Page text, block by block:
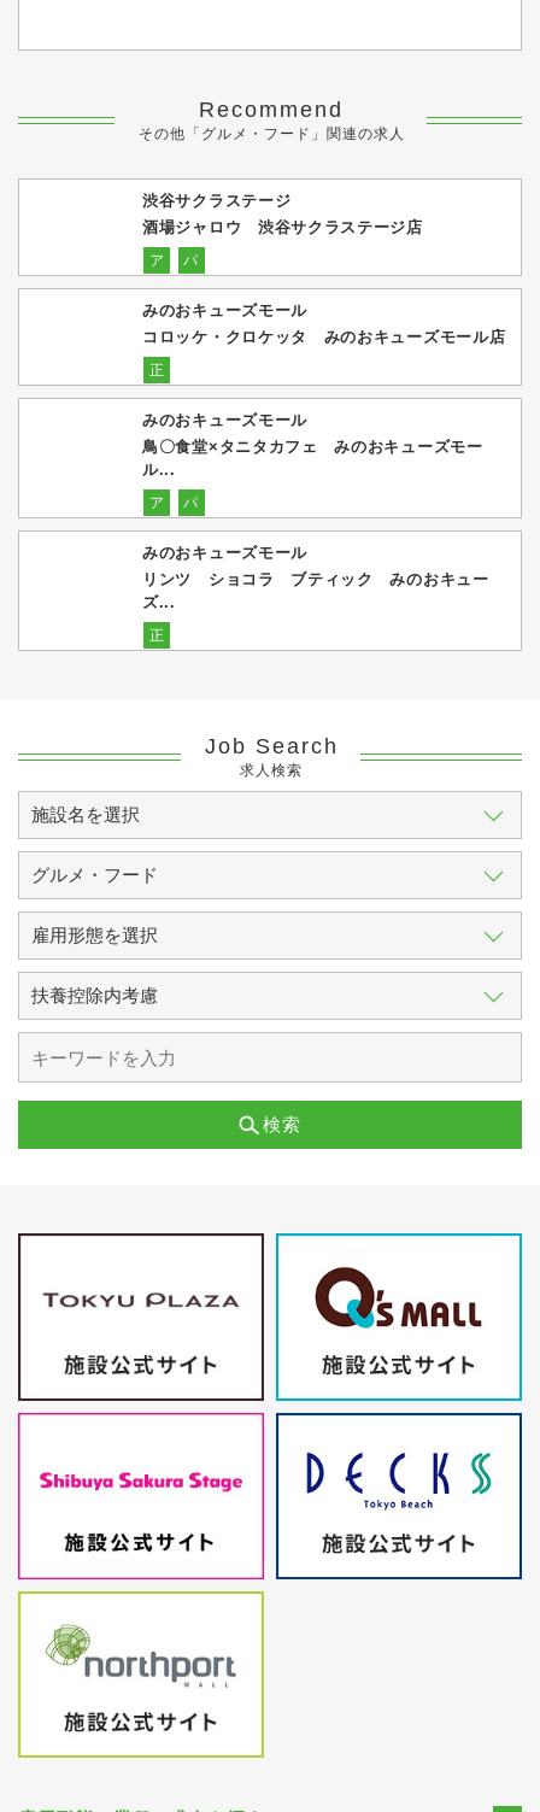
Recommend
その他「グルメ・フード」関連の求人
渋谷サクラステージ
酒場ジャロウ 渋谷サクラステージ店
ア パ
みのおキューズモール
コロッケ・クロケッタ みのおキューズモール店
正
みのおキューズモール
鳥〇食堂×タニタカフェ みのおキューズモー
ル...
ア パ
みのおキューズモール
リンツ ショコラ ブティック みのおキュー
ズ...
正
Job Search
求人検索
検索